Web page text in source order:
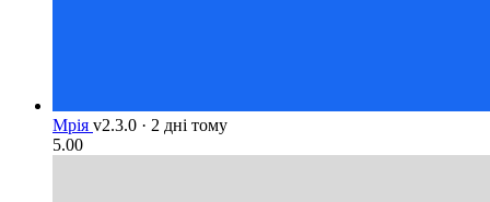
Мрія v2.3.0 · 2 дні тому
5.00